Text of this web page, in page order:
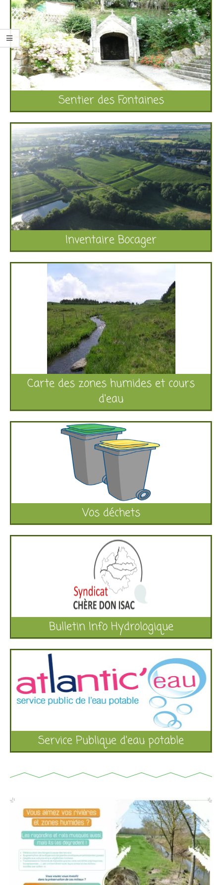
Sentier des Fontaines
Inventaire Bocager
Carte des zones humides et cours
d'eau
Vos déchets
Bulletin Info Hydrologique
Service Publique d'eau potable